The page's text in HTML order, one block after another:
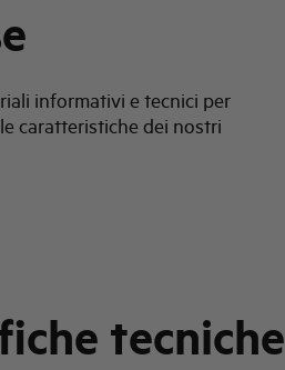
informativi e tecnici per
caratteristiche dei nostri
tecniche